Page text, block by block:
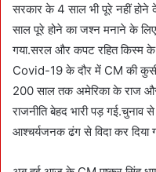
सरकार के 4 साल भी पूरे नहीं
साल पूरे होने का जश्न मनाने के
गया.सरल और कपट रहित किस्म के
Covid-19 के दौर में CM की
200 साल तक अमेरिका के राज
राजनीति बेहद भारी पड़
आश्चर्यजनक ढंग से विदा कर दिया